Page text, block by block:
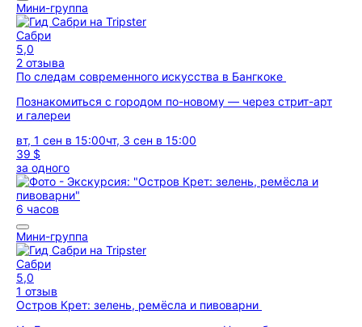
Мини-группа
Сабри
5,0
2 отзыва
По следам современного искусства в Бангкоке
Познакомиться с городом по-новому — через стрит-арт
и галереи
вт, 1 сен в 15:00чт, 3 сен в 15:00
39 $
за одного
6 часов
Мини-группа
Сабри
5,0
1 отзыв
Остров Крет: зелень, ремёсла и пивоварни